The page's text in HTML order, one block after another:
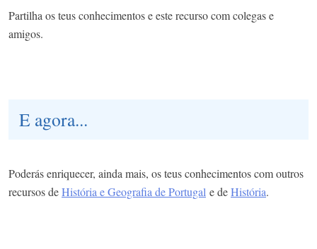
Partilha os teus conhecimentos e este recurso com colegas e
amigos.
E agora...
Poderás enriquecer, ainda mais, os teus conhecimentos com outros
recursos deHistória e Geografia de Portugal e deHistória.